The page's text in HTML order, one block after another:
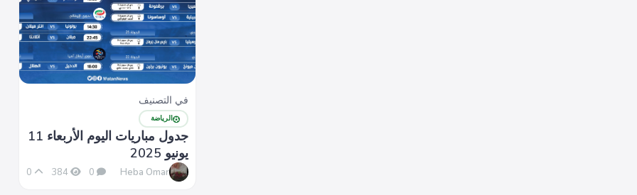
في التصنيف
الرياضة
جدول مباريات اليوم الأربعاء 11
يونيو 2025
Heba Omar
0
384